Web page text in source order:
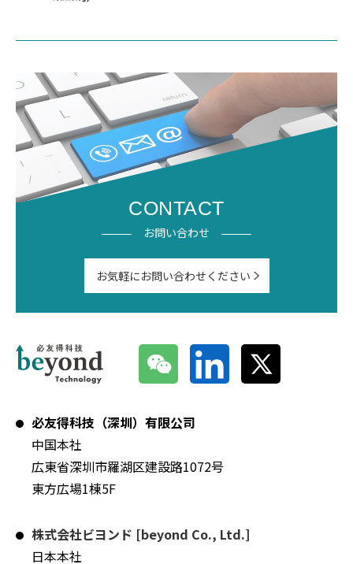
CONTACT
お問い合わせ
お気軽にお問い合わせください
必友得科技（深圳）有限公司
中国本社
広東省深圳市羅湖区建設路1072号
東方広場1棟5F
株式会社ビヨンド [beyond Co., Ltd.]
日本本社